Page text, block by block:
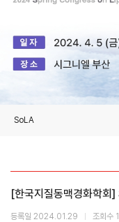
SoLA
[한국지질동맥경화학
등록일 2024.01.29 조회수